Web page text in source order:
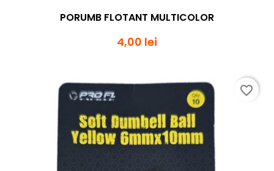
PORUMB FLOTANT MULTICOLOR
4,00 lei
favorite_border